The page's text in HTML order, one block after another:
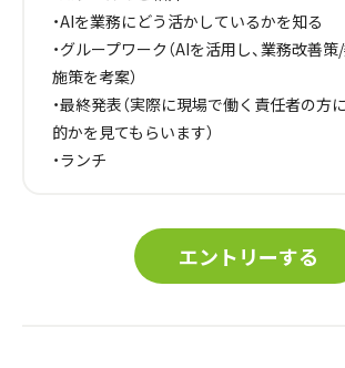
・AIを業務にどう活かしているかを知る
・グループワーク（AIを活用し、業務改善
施策を考案）
・最終発表（実際に現場で働く責任者の方
的かを見てもらいます）
・ランチ
エントリーする